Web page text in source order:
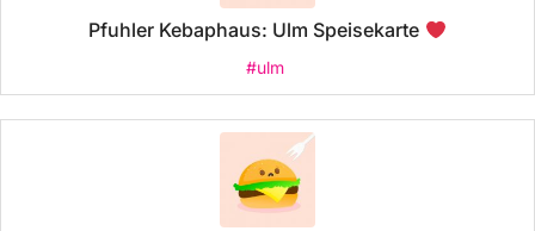
Pfuhler Kebaphaus: Ulm Speisekarte
#ulm